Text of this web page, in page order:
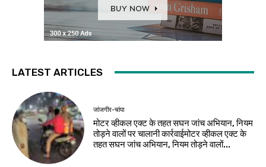
LATEST ARTICLES
जांजगीर-चांपा
मोटर व्हीकल एक्ट के तहत सघन जांच अभियान, नियम
तोड़ने वालों पर चालानी कार्रवाईमोटर व्हीकल एक्ट के
तहत सघन जांच अभियान, नियम तोड़ने वालों...